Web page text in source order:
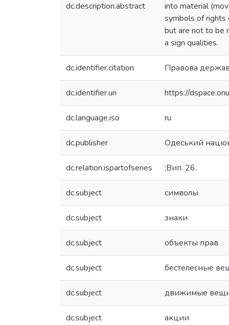
dc.description.abstract
into material
symbols of rights
but are not to be
a sign qualities.
dc.identifier.citation Правова
dc.identifier.uri https://
dc.language.iso ru
dc.publisher Одеський
dc.relation.ispartofseries ;Вип. 26.
dc.subject символы
dc.subject знаки
dc.subject объекты прав
dc.subject бестелесные
dc.subject движимые
dc.subject акции